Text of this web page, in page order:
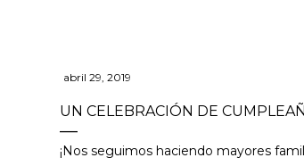
abril 29, 2019
UN CELEBRACIÓN DE
¡Nos seguimos haciendo mayores